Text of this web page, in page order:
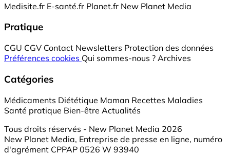
Medisite.fr E-santé.fr Planet.fr New Planet Media
Pratique
CGU CGV Contact Newsletters Protection des données
Préférences cookies Qui sommes-nous ? Archives
Catégories
Médicaments Diététique Maman Recettes Maladies
Santé pratique Bien-être Actualités
Tous droits réservés - New Planet Media 2026
New Planet Media, Entreprise de presse en ligne, numéro
d'agrément CPPAP 0526 W 93940